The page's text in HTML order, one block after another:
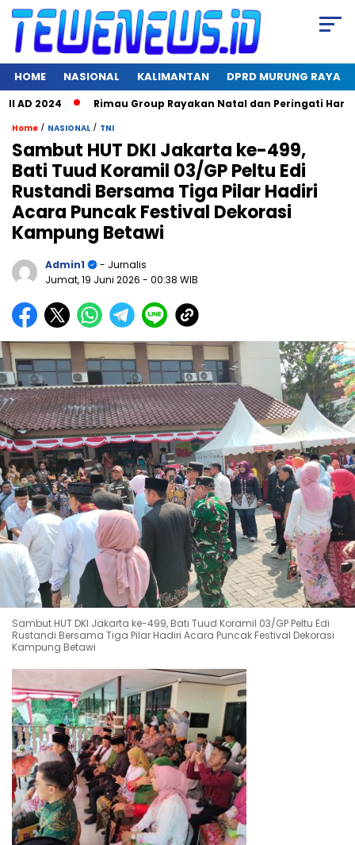
HOME NASIONAL KALIMANTAN DPRD MURUNG RAYA
Rimau Group Rayakan Natal dan Peringati Hari Jadi ke
Home / NASIONAL / TNI
Sambut HUT DKI Jakarta ke-499,
Bati Tuud Koramil 03/GP Peltu Edi
Rustandi Bersama Tiga Pilar Hadiri
Acara Puncak Festival Dekorasi
Kampung Betawi
Admin1
- Jurnalis
Jumat, 19 Juni 2026 - 00:38 WIB
Sambut HUT DKI Jakarta ke-499, Bati Tuud Koramil 03/GP Peltu Edi
Rustandi Bersama Tiga Pilar Hadiri Acara Puncak Festival Dekorasi
Kampung Betawi